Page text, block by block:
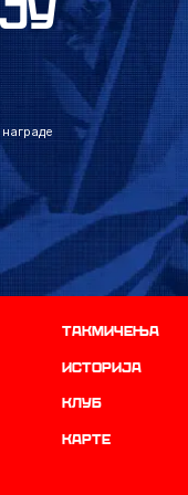
Такмичења
историја
Клуб
Карте